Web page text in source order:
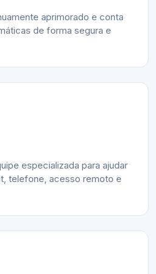
aprimorado e conta
de forma segura e
especializada para ajudar
telefone, acesso remoto e